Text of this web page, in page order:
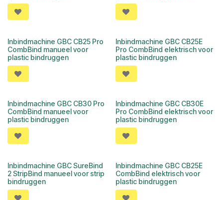
Inbindmachine GBC CB25 Pro
CombBind manueel voor
plastic bindruggen
Inbindmachine GBC CB25E
Pro CombBind elektrisch voor
plastic bindruggen
Inbindmachine GBC CB30 Pro
CombBind manueel voor
plastic bindruggen
Inbindmachine GBC CB30E
Pro CombBind elektrisch voor
plastic bindruggen
Inbindmachine GBC SureBind
2 StripBind manueel voor strip
bindruggen
Inbindmachine GBC CB25E
CombBind elektrisch voor
plastic bindruggen